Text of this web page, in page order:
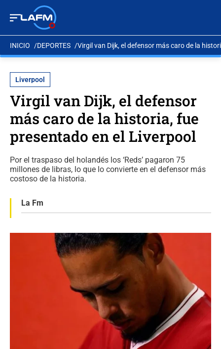
INICIO DEPORTES Virgil van Dijk, el defensor más caro de la
Liverpool
Virgil van Dijk, el defensor
más caro de la historia, fue
presentado en el Liverpool
Por el traspaso del holandés los ‘Reds’ pagaron 75
millones de libras, lo que lo convierte en el defensor más
costoso de la historia.
La Fm